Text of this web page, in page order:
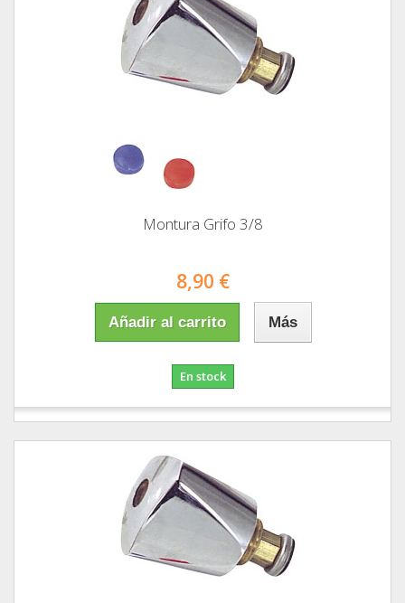
Montura Grifo 3/8
8,90 €
Añadir al carrito Más
En stock